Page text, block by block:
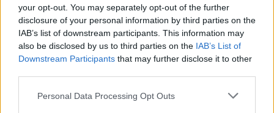
your opt-out. You may separately opt-out of the further
disclosure of your personal information by third parties on the
IAB’s list of downstream participants. This information may
also be disclosed by us to third parties on the IAB’s List of
Downstream Participants that may further disclose it to other
Personal Data Processing Opt Outs
In Immobiliare Moreschi offriamo un’ampia gamma di servizi per
soddisfare ogni esigenza immobiliare con professionalità e
trasparenza. Il nostro obiettivo è accompagnarti in ogni fase della